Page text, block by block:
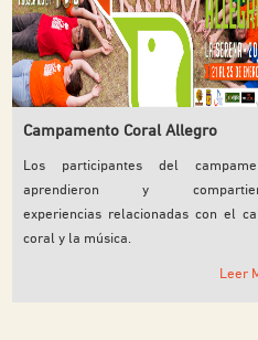
Campamento Coral Allegro
Los participantes del
aprendieron y
experiencias relacionadas con el
coral y la música.
Leer